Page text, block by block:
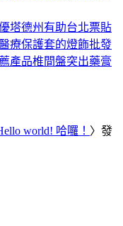
塔德州有助台北票貼
療保護套的燈飾批發
產品椎間盤突出藥膏
world! 哈囉！ 〉發